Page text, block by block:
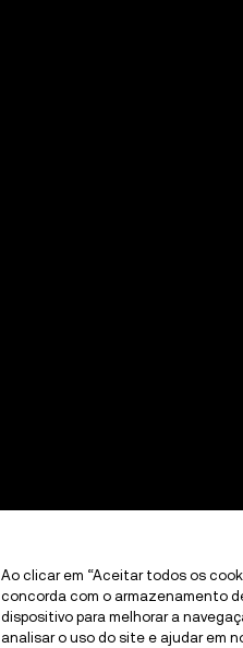
Ao clicar em “Aceitar todos os
concorda com o armazenamento
dispositivo para melhorar a
analisar o uso do site e ajudar em